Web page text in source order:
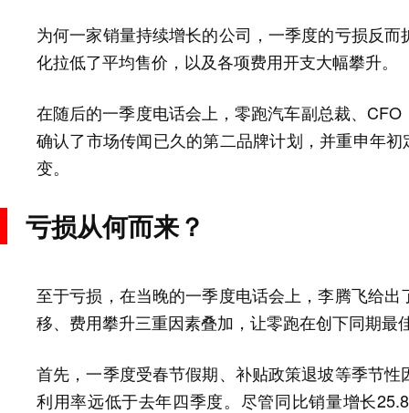
为何一家销量持续增长的公司，一季度的亏损反
化拉低了平均售价，以及各项费用开支大幅攀升。
在随后的一季度电话会上，零跑汽车副总裁、
确认了市场传闻已久的第二品牌计划，并重申年
变。
亏损从何而来？
至于亏损，在当晚的一季度电话会上，李腾飞给
移、费用攀升三重因素叠加，让零跑在创下同期
首先，一季度受春节假期、补贴政策退坡等季节
利用率远低于去年四季度。尽管同比销量增长